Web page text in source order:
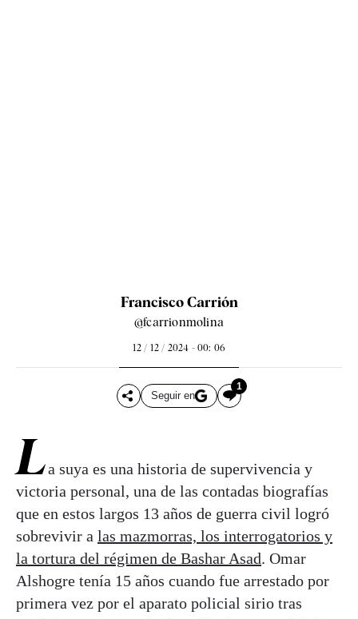
Francisco Carrión
@fcarrionmolina
12 / 12 / 2024 - 00: 06
Seguir en
1
La suya es una historia de supervivencia y
victoria personal, una de las contadas biografías
que en estos largos 13 años de guerra civil logró
sobrevivir a las mazmorras, los interrogatorios y
la tortura del régimen de Bashar Asad. Omar
Alshogre tenía 15 años cuando fue arrestado por
primera vez por el aparato policial sirio tras